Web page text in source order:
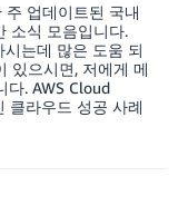
업데이트된 국내
소식 모음입니다.
는데 많은 도움 되
있으시면, 저에게 메
다. AWS Cloud
클라우드 성공 사례